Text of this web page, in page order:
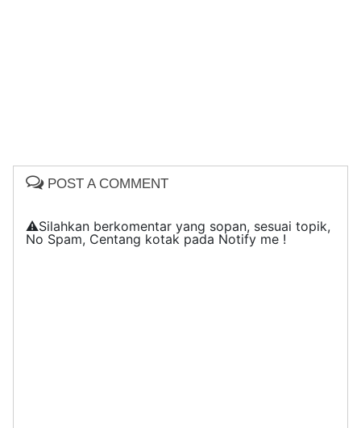
POST A COMMENT
⚠️Silahkan berkomentar yang sopan, sesuai topik,
No Spam, Centang kotak pada Notify me !